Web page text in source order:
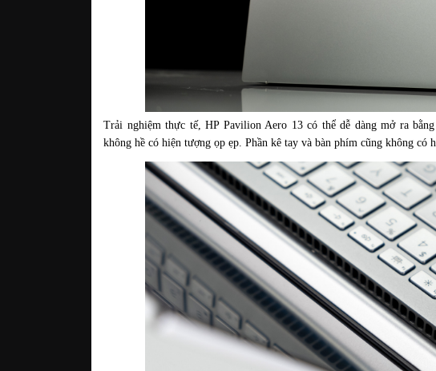
Trải nghiệm thực tế, HP Pavilion Aero 13 có thể dễ dàng mở ra
không hề có hiện tượng ọp ẹp. Phần kê tay và bàn phím cũng không có